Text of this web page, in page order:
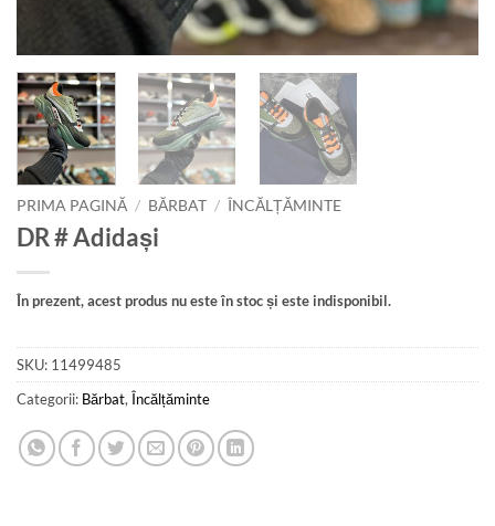
PRIMA PAGINĂ / BĂRBAT / ÎNCĂLȚĂMINTE
DR # Adidași
În prezent, acest produs nu este în stoc și este indisponibil.
SKU: 11499485
Categorii: Bărbat, Încălțăminte